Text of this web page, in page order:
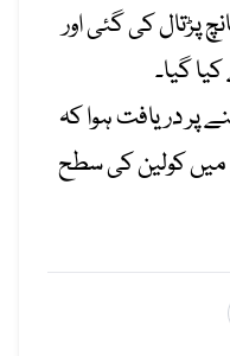
پڑتال کی گئی اور
پر دریافت ہوا کہ
میں کولین کی سطح